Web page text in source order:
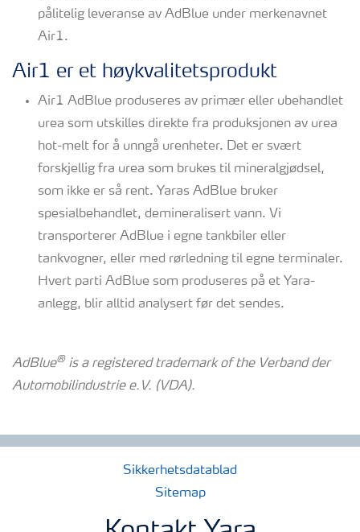
pålitelig leveranse av AdBlue under merkenavnet
Air1.
Air1 er et høykvalitetsprodukt
Air1 AdBlue produseres av primær eller ubehandlet
urea som utskilles direkte fra produksjonen av urea
hot-melt for å unngå urenheter. Det er svært
forskjellig fra urea som brukes til mineralgjødsel,
som ikke er så rent. Yaras AdBlue bruker
spesialbehandlet, demineralisert vann. Vi
transporterer AdBlue i egne tankbiler eller
tankvogner, eller med rørledning til egne terminaler.
Hvert parti AdBlue som produseres på et Yara-
anlegg, blir alltid analysert før det sendes.
AdBlue® is a registered trademark of the Verband der
Automobilindustrie e.V. (VDA).
Sikkerhetsdatablad
Sitemap